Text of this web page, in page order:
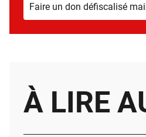
Faire un don défiscalisé
À LIRE